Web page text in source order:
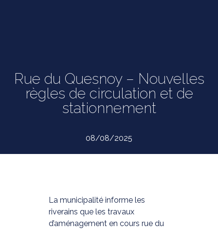
Rue du Quesnoy – Nouvelles
règles de circulation et de
stationnement
08/08/2025
La municipalité informe les
riverains que les travaux
d’aménagement en cours rue du